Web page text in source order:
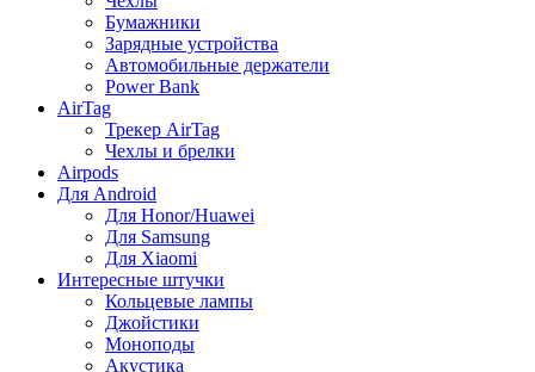
Бумажники
Зарядные устройства
Автомобильные держатели
Power Bank
AirTag
Трекер AirTag
Чехлы и брелки
Airpods
Для Android
Для Honor/Huawei
Для Samsung
Для Xiaomi
Интересные штучки
Кольцевые лампы
Джойстики
Моноподы
Акустика